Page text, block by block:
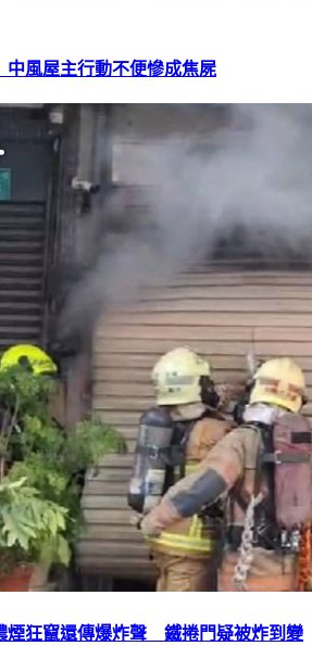
風屋主行動不便慘成焦屍
煙狂竄還傳爆炸聲 鐵捲門疑被炸到變